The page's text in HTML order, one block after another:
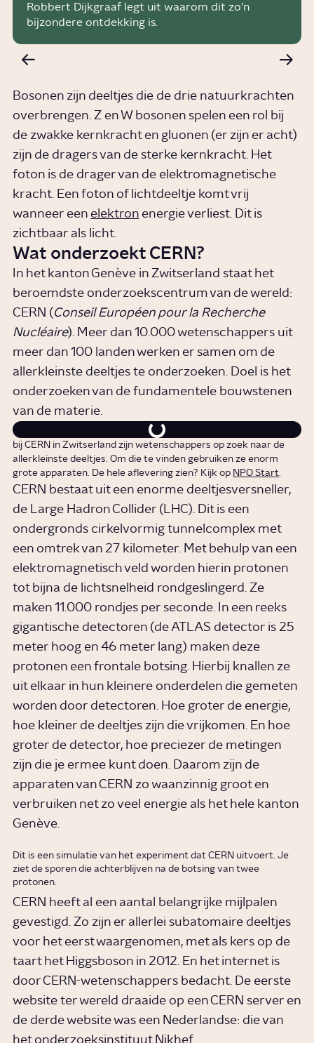
Robbert Dijkgraaf legt uit waarom dit zo’n
bijzondere ontdekking is.
Bosonen zijn deeltjes die de drie natuurkrachten
overbrengen. Z en W bosonen spelen een rol bij
de zwakke kernkracht en gluonen (er zijn er acht)
zijn de dragers van de sterke kernkracht. Het
foton is de drager van de elektromagnetische
kracht. Een foton of lichtdeeltje komt vrij
wanneer een elektron energie verliest. Dit is
zichtbaar als licht.
Wat onderzoekt CERN?
In het kanton Genève in Zwitserland staat het
beroemdste onderzoekscentrum van de wereld:
CERN ( Conseil Européen pour la Recherche
Nucléaire). Meer dan 10.000 wetenschappers uit
meer dan 100 landen werken er samen om de
allerkleinste deeltjes te onderzoeken. Doel is het
onderzoeken van de fundamentele bouwstenen
van de materie.
bij CERN in Zwitserland zijn wetenschappers op zoek naar de
allerkleinste deeltjes. Om die te vinden gebruiken ze enorm
grote apparaten. De hele aflevering zien? Kijk op NPO Start.
CERN bestaat uit een enorme deeltjesversneller,
de Large Hadron Collider (LHC). Dit is een
ondergronds cirkelvormig tunnelcomplex met
een omtrek van 27 kilometer. Met behulp van een
elektromagnetisch veld worden hierin protonen
tot bijna de lichtsnelheid rondgeslingerd. Ze
maken 11.000 rondjes per seconde. In een reeks
gigantische detectoren (de ATLAS detector is 25
meter hoog en 46 meter lang) maken deze
protonen een frontale botsing. Hierbij knallen ze
uit elkaar in hun kleinere onderdelen die gemeten
worden door detectoren. Hoe groter de energie,
hoe kleiner de deeltjes zijn die vrijkomen. En hoe
groter de detector, hoe preciezer de metingen
zijn die je ermee kunt doen. Daarom zijn de
apparaten van CERN zo waanzinnig groot en
verbruiken net zo veel energie als het hele kanton
Genève.
Dit is een simulatie van het experiment dat CERN uitvoert. Je
ziet de sporen die achterblijven na de botsing van twee
protonen.
CERN heeft al een aantal belangrijke mijlpalen
gevestigd. Zo zijn er allerlei subatomaire deeltjes
voor het eerst waargenomen, met als kers op de
taart het Higgsboson in 2012. En het internet is
door CERN-wetenschappers bedacht. De eerste
website ter wereld draaide op een CERN server en
de derde website was een Nederlandse: die van
het onderzoeksinstituut Nikhef.